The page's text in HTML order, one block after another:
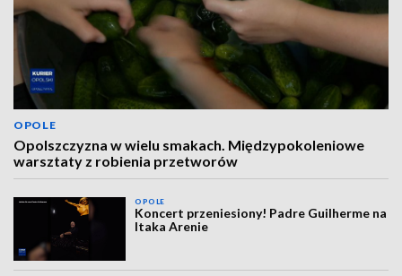
OPOLE
Opolszczyzna w wielu smakach. Międzypokoleniowe
warsztaty z robienia przetworów
OPOLE
Koncert przeniesiony! Padre Guilherme na
Itaka Arenie